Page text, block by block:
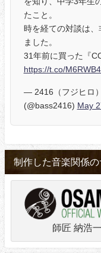
たこと。
時を経ての対談は
ました。
31年前に買った『
https://t.co/
— 2416（フジヒロ
(@bass2416) May
制作した音楽関係の
師匠 納浩